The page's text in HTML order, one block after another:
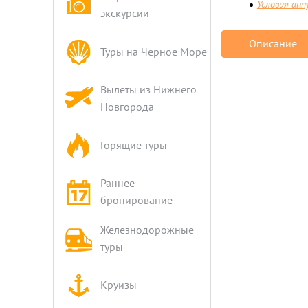
экскурсии
Туры на Черное Море
Вылеты из Нижнего
Новгорода
Горящие туры
Раннее
бронирование
Железнодорожные
туры
Круизы
Условия
Описание